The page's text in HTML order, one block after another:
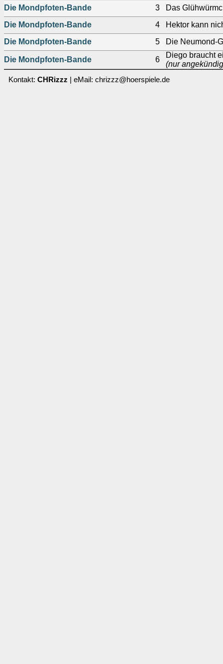
Die Mondpfoten-Bande
3
Das
Die Mondpfoten-Bande
4
Hektor kann
Die Mondpfoten-Bande
5 Die Neumond-
Die Mondpfoten-Bande 6
Diego braucht
(nur
Kontakt: CHRizzz | eMail: chrizzz@hoerspiele.de